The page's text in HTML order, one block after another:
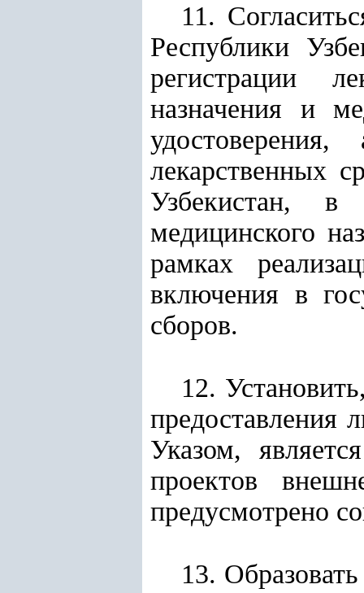
11.
Республики
регистрации
назначения и
лекарственных
Узбекистан, в
медицинского
рамках
включения в
сборов.
12.
предоставления
Указом,
проектов
предусмотрено
13.